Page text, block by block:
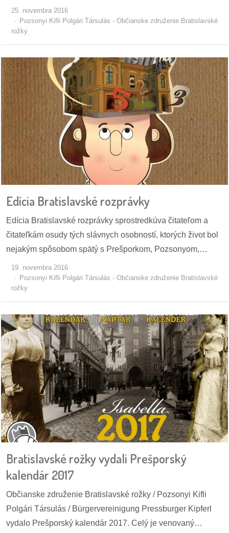
autorské
zázemie
kontaktujte
nás
reklama
25. novembra 2016
Pozsonyi Kifli Polgári Társulás - Občianske združenie Bratislavské
rožky
Edícia Bratislavské rozprávky
Edícia Bratislavské rozprávky sprostredkúva čitateľom a
čitateľkám osudy tých slávnych osobností, ktorých život bol
nejakým spôsobom spätý s Prešporkom, Pozsonyom,…
19. novembra 2016
Pozsonyi Kifli Polgári Társulás - Občianske združenie Bratislavské
rožky
Bratislavské rožky vydali Prešporský
kalendár 2017
Občianske združenie Bratislavské rožky / Pozsonyi Kifli
Polgári Társulás / Bürgervereinigung Pressburger Kipferl
vydalo Prešporský kalendár 2017. Celý je venovaný…